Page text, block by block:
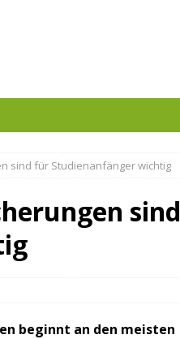
sind für Studienanfänger wichtig
sind
beginnt an den meisten